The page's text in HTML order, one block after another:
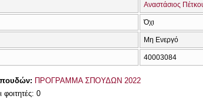
Αναστάσιος
Όχι
Μη Ενεργό
40003084
ΠΡΟΓΡΑΜΜΑ ΣΠΟΥΔΩΝ 2022
φοιτητές: 0